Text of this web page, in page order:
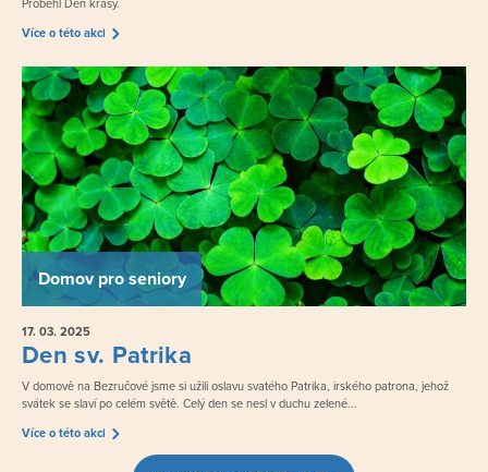
Proběhl Den krásy.
Více o této akci
Domov pro seniory
17. 03. 2025
Den sv. Patrika
V domově na Bezručové jsme si užili oslavu svatého Patrika, irského patrona, jehož
svátek se slaví po celém světě. Celý den se nesl v duchu zelené...
Více o této akci